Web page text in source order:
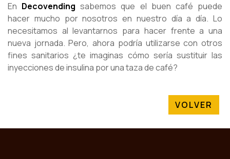
En Decovending sabemos que el buen café puede
hacer mucho por nosotros en nuestro día a día. Lo
necesitamos al levantarnos para hacer frente a una
nueva jornada. Pero, ahora podría utilizarse con otros
fines sanitarios ¿te imaginas cómo sería sustituir las
inyecciones de insulina por una taza de café?
VOLVER